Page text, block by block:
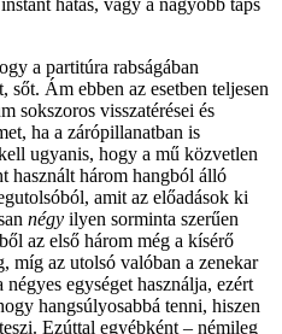
hatás, vagy a nagyobb taps
a partitúra rabságában
sőt. Ám ebben az esetben teljesen
sokszoros visszatérései és
ha a zárópillanatban is
ugyanis, hogy a mű közvetlen
használt három hangból álló
amit az előadások ki
négy ilyen sorminta szerűen
az első három még a kísérő
míg az utolsó valóban a zenekar
egységet használja, ezért
hangsúlyosabbá tenni, hiszen
Ezúttal egyébként – némileg